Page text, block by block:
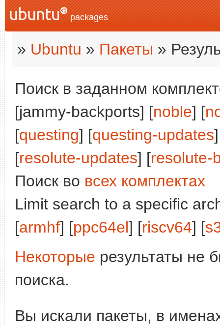
packages
» Ubuntu » Пакеты »
Поиск в заданном
[jammy-backports] [noble] [
[questing] [questing-updates
[resolute-updates] [resolute-
Поиск во всех комплектах
Limit search to a specific
[armhf] [ppc64el] [riscv64] [
Некоторые результаты не
поиска.
Вы искали пакеты, в